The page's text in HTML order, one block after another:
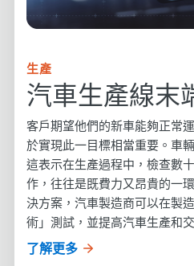
生產
汽車生產線末
客戶期望他們的新車能夠正常
於實現此一目標相當重要。車
這表示在生產過程中，檢查數
作，往往是既費力又昂貴的一
決方案，汽車製造商可以在製
術」測試，並提高汽車生產和
了解更多